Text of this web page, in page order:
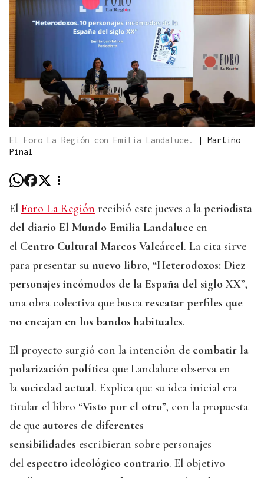
El Foro La Región con Emilia Landaluce. | Martiño
Pinal
El Foro La Región recibió este jueves a la periodista
del diario El Mundo Emilia Landaluce en
el Centro Cultural Marcos Valcárcel. La cita sirve
para presentar su nuevo libro, “Heterodoxos: Diez
personajes incómodos de la España del siglo XX”,
una obra colectiva que busca rescatar perfiles que
no encajan en los bandos habituales.
El proyecto surgió con la intención de combatir la
polarización política que Landaluce observa en
la sociedad actual. Explica que su idea inicial era
titular el libro “Visto por el otro”, con la propuesta
de que autores de diferentes
sensibilidades escribieran sobre personajes
del espectro ideológico contrario. El objetivo